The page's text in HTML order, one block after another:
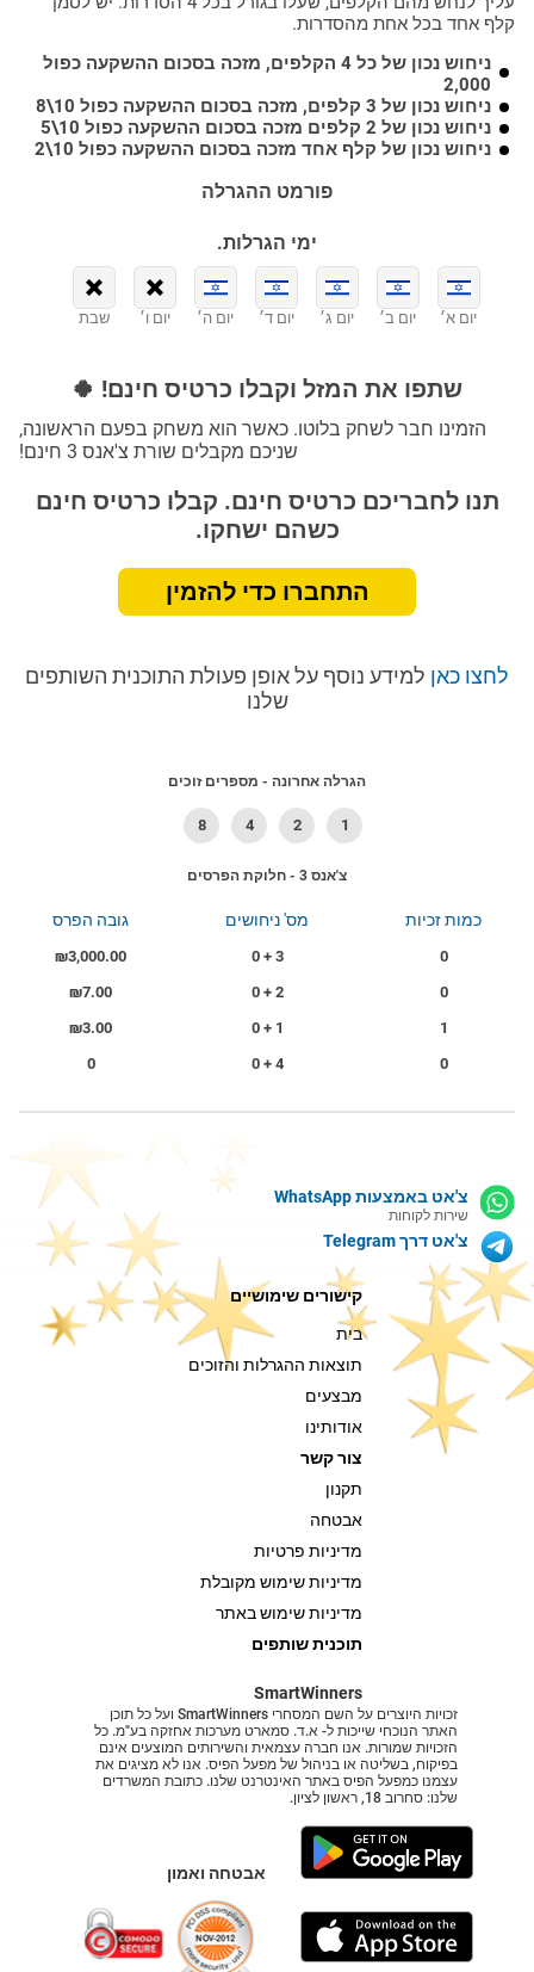
קלף אחד בכל אחת מהסדרות.
ניחוש נכון של כל 4 הקלפים, מזכה בסכום ההשקעה כפול
2,000
ניחוש נכון של 3 קלפים, מזכה בסכום ההשקעה כפול 10\8
ניחוש נכון של 2 קלפים מזכה בסכום ההשקעה כפול 10\5
ניחוש נכון של קלף אחד מזכה בסכום ההשקעה כפול 10\2
פורמט ההגרלה
ימי הגרלות.
יום א׳ יום ב׳ יום ג׳ יום ד׳ יום ה׳ יום ו׳ שבת
שתפו את המזל וקבלו כרטיס חינם! 🍀
הזמינו חבר לשחק בלוטו. כאשר הוא משחק בפעם הראשונה,
שניכם מקבלים שורת צ'אנס 3 חינם!
תנו לחבריכם כרטיס חינם. קבלו כרטיס חינם
כשהם ישחקו.
התחברו כדי להזמין
לחצו כאן למידע נוסף על אופן פעולת התוכנית השותפים
שלנו
הגרלה אחרונה - מספרים זוכים
8 4 2 1
צ'אנס 3 - חלוקת הפרסים
כמות זכיות מס' ניחושים גובה הפרס
0
0
1
0
3 + 0
2 + 0
1 + 0
4 + 0
₪3,000.00
₪7.00
₪3.00
0
צ'אט באמצעות WhatsApp
שירות לקוחות
צ'אט דרך Telegram
קישורים שימושיים
בית
תוצאות ההגרלות והזוכים
מבצעים
אודותינו
צור קשר
תקנון
אבטחה
מדיניות פרטיות
מדיניות שימוש מקובלת
מדיניות שימוש באתר
תוכנית שותפים
SmartWinners
זכויות היוצרים על השם המסחרי SmartWinners ועל כל תוכן
האתר הנוכחי שייכות ל- א.ד. סמארט מערכות אחזקה בע"מ. כל
הזכויות שמורות. אנו חברה עצמאית והשירותים המוצעים אינם
בפיקוח, בשליטה או בניהול של מפעל הפיס. אנו לא מציגים את
עצמנו כמפעל הפיס באתר האינטרנט שלנו. כתובת המשרדים
שלנו: סחרוב 18, ראשון לציון.
אבטחה ואמון